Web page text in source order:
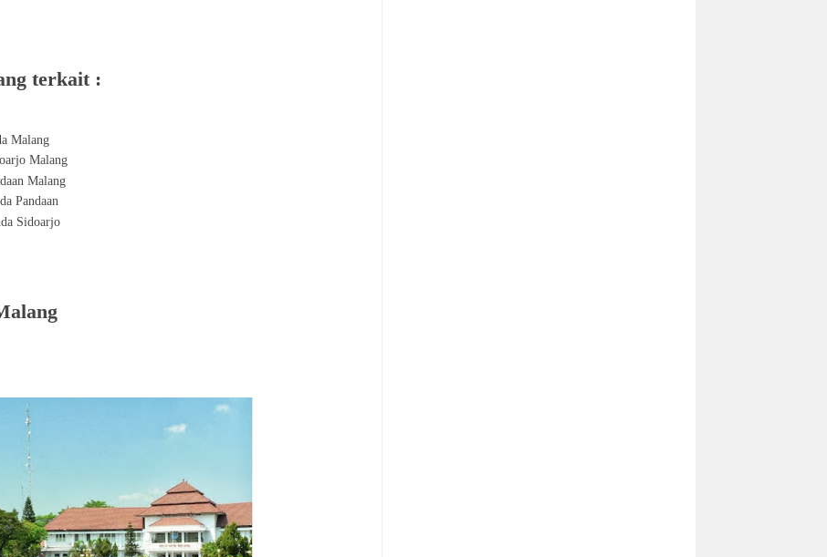
terkait :
Malang
Malang
Malang
Pandaan
Sidoarjo